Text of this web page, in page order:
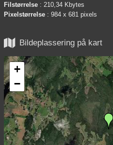
Filstørrelse : 210,34 Kbytes
Pixelstørrelse : 984 x 681 pixels
 Bildeplassering på kart
+
−